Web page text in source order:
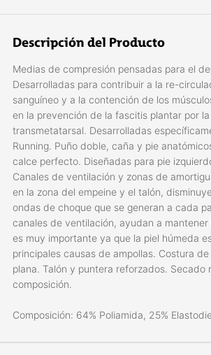
Descripción del Producto
Medias de compresión pensadas para el
Desarrolladas para contribuir a la re-
sanguíneo y a la contención de los
en la prevención de la fascitis plantar por
transmetatarsal. Desarrolladas
Running. Puño doble, caña y pie
calce perfecto. Diseñadas para pie
Canales de ventilación y zonas de
en la zona del empeine y el talón,
ondas de choque que se generan a cada
canales de ventilación, ayudan a mantener
es muy importante ya que la piel húmeda
principales causas de ampollas. Costura
plana. Talón y puntera reforzados. Secado
composición.
Composición: 64% Poliamida, 25%